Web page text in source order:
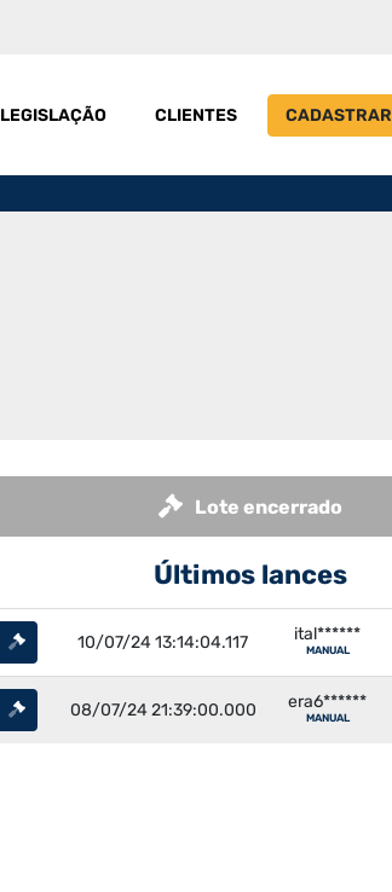
LEGISLAÇÃO CLIENTES CADASTRAR
Lote encerrado
Últimos lances
10/07/24 13:14:04.117 ital******
MANUAL
08/07/24 21:39:00.000 era6******
MANUAL